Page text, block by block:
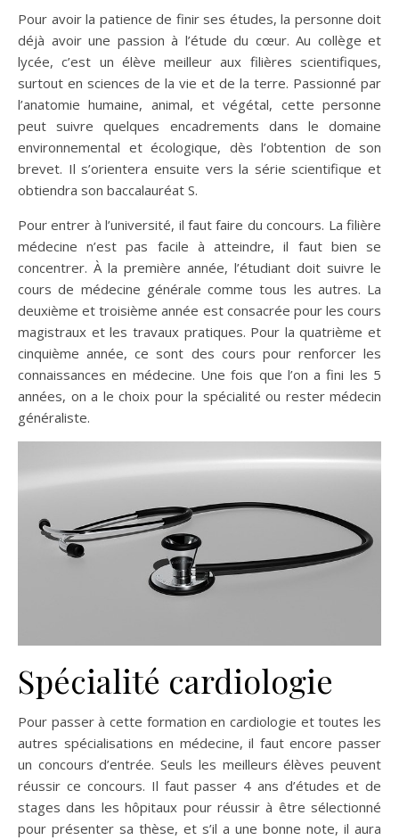
Pour avoir la patience de finir ses études, la personne doit
déjà avoir une passion à l’étude du cœur. Au collège et
lycée, c’est un élève meilleur aux filières scientifiques,
surtout en sciences de la vie et de la terre. Passionné par
l’anatomie humaine, animal, et végétal, cette personne
peut suivre quelques encadrements dans le domaine
environnemental et écologique, dès l’obtention de son
brevet. Il s’orientera ensuite vers la série scientifique et
obtiendra son baccalauréat S.
Pour entrer à l’université, il faut faire du concours. La filière
médecine n’est pas facile à atteindre, il faut bien se
concentrer. À la première année, l’étudiant doit suivre le
cours de médecine générale comme tous les autres. La
deuxième et troisième année est consacrée pour les cours
magistraux et les travaux pratiques. Pour la quatrième et
cinquième année, ce sont des cours pour renforcer les
connaissances en médecine. Une fois que l’on a fini les 5
années, on a le choix pour la spécialité ou rester médecin
généraliste.
Spécialité cardiologie
Pour passer à cette formation en cardiologie et toutes les
autres spécialisations en médecine, il faut encore passer
un concours d’entrée. Seuls les meilleurs élèves peuvent
réussir ce concours. Il faut passer 4 ans d’études et de
stages dans les hôpitaux pour réussir à être sélectionné
pour présenter sa thèse, et s’il a une bonne note, il aura